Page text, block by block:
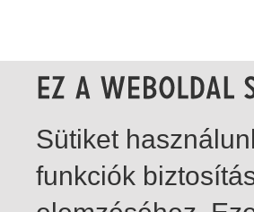
Sütiket
funkciók